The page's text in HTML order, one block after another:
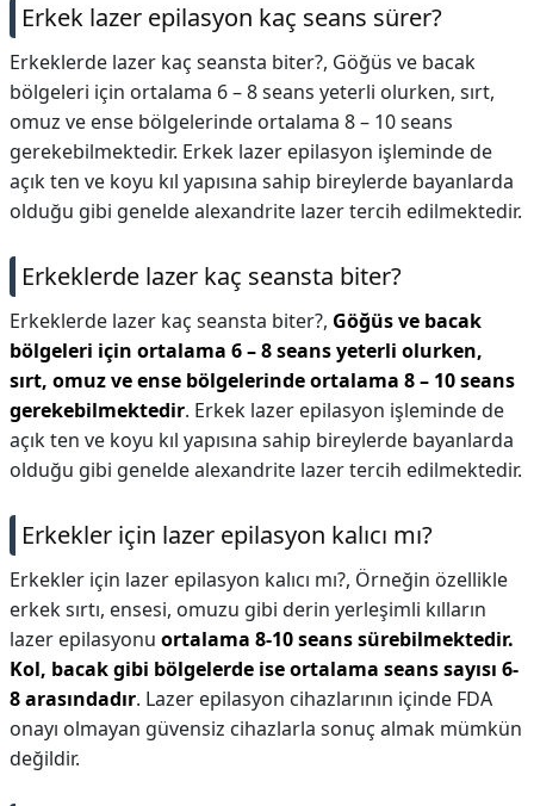
Erkek lazer epilasyon kaç seans sürer?
Erkeklerde lazer kaç seansta biter?, Göğüs ve bacak
bölgeleri için ortalama 6 – 8 seans yeterli olurken, sırt,
omuz ve ense bölgelerinde ortalama 8 – 10 seans
gerekebilmektedir. Erkek lazer epilasyon işleminde de
açık ten ve koyu kıl yapısına sahip bireylerde bayanlarda
olduğu gibi genelde alexandrite lazer tercih edilmektedir.
Erkeklerde lazer kaç seansta biter?
Erkeklerde lazer kaç seansta biter?, Göğüs ve bacak
bölgeleri için ortalama 6 – 8 seans yeterli olurken,
sırt, omuz ve ense bölgelerinde ortalama 8 – 10 seans
gerekebilmektedir. Erkek lazer epilasyon işleminde de
açık ten ve koyu kıl yapısına sahip bireylerde bayanlarda
olduğu gibi genelde alexandrite lazer tercih edilmektedir.
Erkekler için lazer epilasyon kalıcı mı?
Erkekler için lazer epilasyon kalıcı mı?, Örneğin özellikle
erkek sırtı, ensesi, omuzu gibi derin yerleşimli kılların
lazer epilasyonu ortalama 8-10 seans sürebilmektedir.
Kol, bacak gibi bölgelerde ise ortalama seans sayısı 6-
8 arasındadır. Lazer epilasyon cihazlarının içinde FDA
onayı olmayan güvensiz cihazlarla sonuç almak mümkün
değildir.